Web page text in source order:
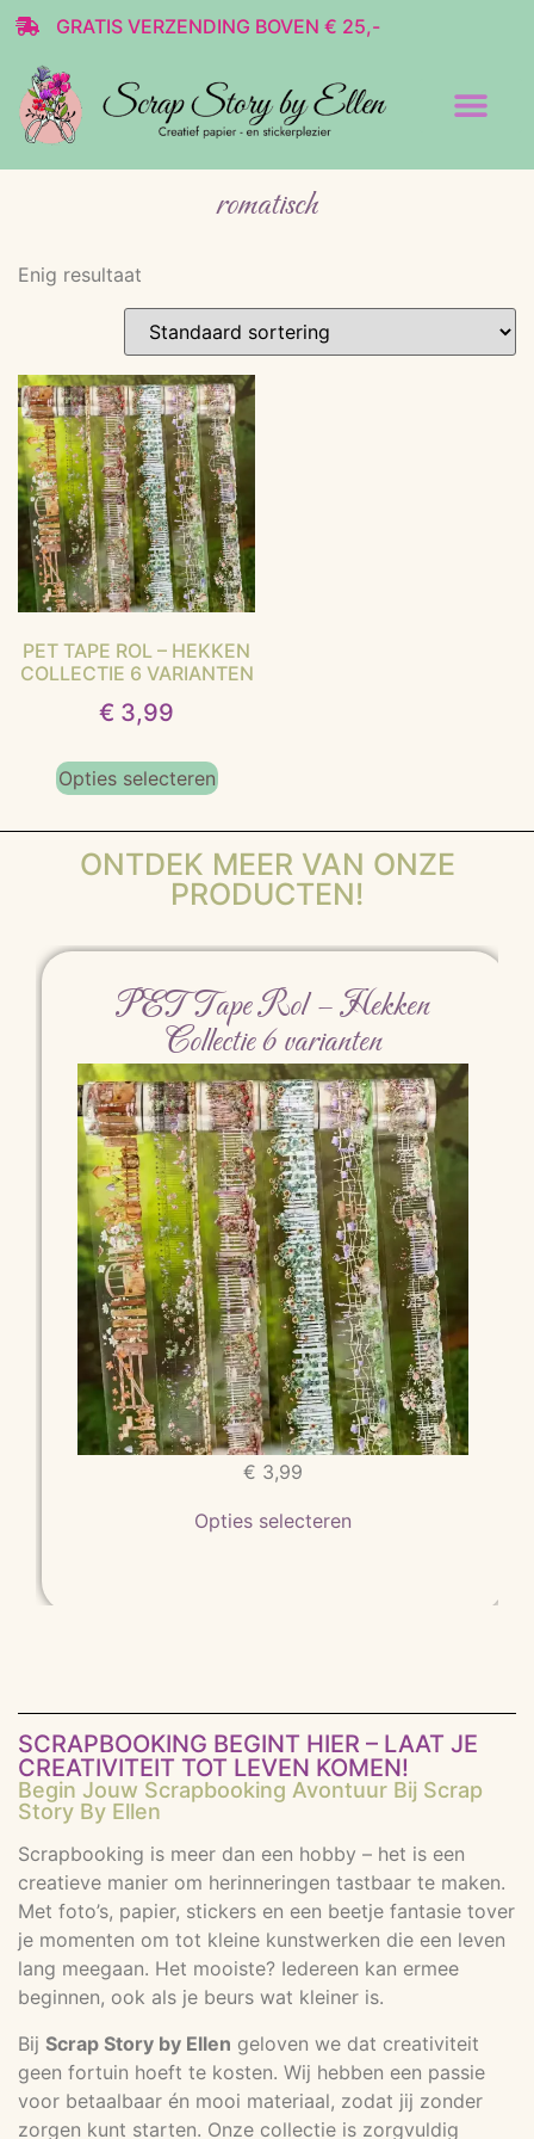
GRATIS VERZENDING BOVEN € 25,-
romatisch
Enig resultaat
PET TAPE ROL – HEKKEN
COLLECTIE 6 VARIANTEN
€ 3,99
Opties selecteren
ONTDEK MEER VAN ONZE
PRODUCTEN!
PET Tape Rol – Hekken
Collectie 6 varianten
€ 3,99
Opties selecteren
SCRAPBOOKING BEGINT HIER – LAAT JE
CREATIVITEIT TOT LEVEN KOMEN!
Begin Jouw Scrapbooking Avontuur Bij Scrap
Story By Ellen
Scrapbooking is meer dan een hobby – het is een
creatieve manier om herinneringen tastbaar te maken.
Met foto’s, papier, stickers en een beetje fantasie tover
je momenten om tot kleine kunstwerken die een leven
lang meegaan. Het mooiste? Iedereen kan ermee
beginnen, ook als je beurs wat kleiner is.
Bij Scrap Story by Ellen geloven we dat creativiteit
geen fortuin hoeft te kosten. Wij hebben een passie
voor betaalbaar én mooi materiaal, zodat jij zonder
zorgen kunt starten. Onze collectie is zorgvuldig